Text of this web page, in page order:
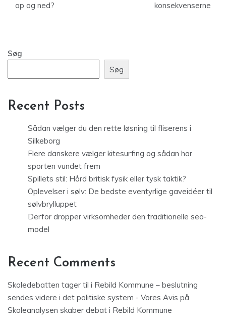
op og ned?
konsekvenserne
Søg
Søg
Recent Posts
Sådan vælger du den rette løsning til fliserens i
Silkeborg
Flere danskere vælger kitesurfing og sådan har
sporten vundet frem
Spillets stil: Hård britisk fysik eller tysk taktik?
Oplevelser i sølv: De bedste eventyrlige gaveidéer til
sølvbrylluppet
Derfor dropper virksomheder den traditionelle seo-
model
Recent Comments
Skoledebatten tager til i Rebild Kommune – beslutning
sendes videre i det politiske system - Vores Avis på
Skoleanalysen skaber debat i Rebild Kommune